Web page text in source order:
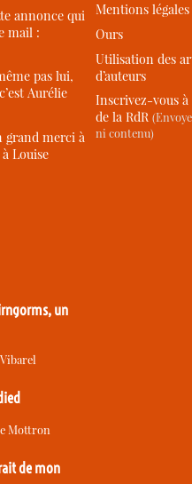
annonce qui
mail :
pas lui,
Aurélie
grand merci à
Louise
un
Mottron
de mon
Mentions légales
Ours
Utilisation des
d’auteurs
Inscrivez-vous
de la RdR
ni contenu)